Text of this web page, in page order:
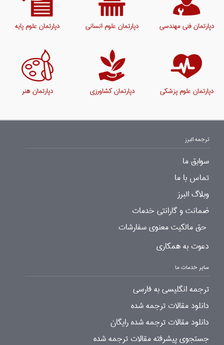
دپارتمان فنی مهندسی دپارتمان علوم انسانی دپارتمان علوم پایه
دپارتمان علوم پزشکی دپارتمان کشاورزی دپارتمان هنر
ترجمه البرز
سوابق ما
تماس با ما
وبلاگ البرز
ضمانت و گارانتی خدمات
حق مالکیت معنوی سفارشات
دعوت به همکاری
سایر خدمات ما
ترجمه انگلیسی به فارسی
دانلود مقالات ترجمه شده
دانلود مقالات ترجمه شده رایگان
جستجوی پیشرفته مقالات ترجمه شده